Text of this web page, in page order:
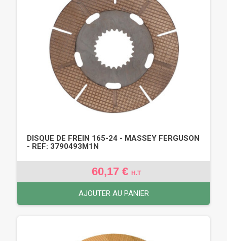
DISQUE DE FREIN 165-24 - MASSEY FERGUSON
- REF: 3790493M1N
60,17 € H.T
AJOUTER AU PANIER